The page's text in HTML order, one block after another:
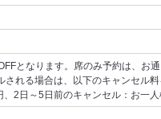
となります。席のみ予約は、お
れる場合は、以下のキャンセル
2日～5日前のキャンセル：お一